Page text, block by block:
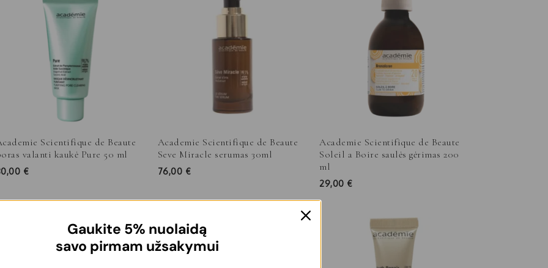
Scientifique de Beaute
valanti kaukė Pure 50 ml
€
Academie Scientifique de Beaute
Seve Miracle serumas 30ml
76,00 €
Academie Scientifique de Beaute
Soleil a Boire saulės gėrimas 200
ml
29,00 €
Gaukite 5% nuolaidą
savo pirmam užsakymui